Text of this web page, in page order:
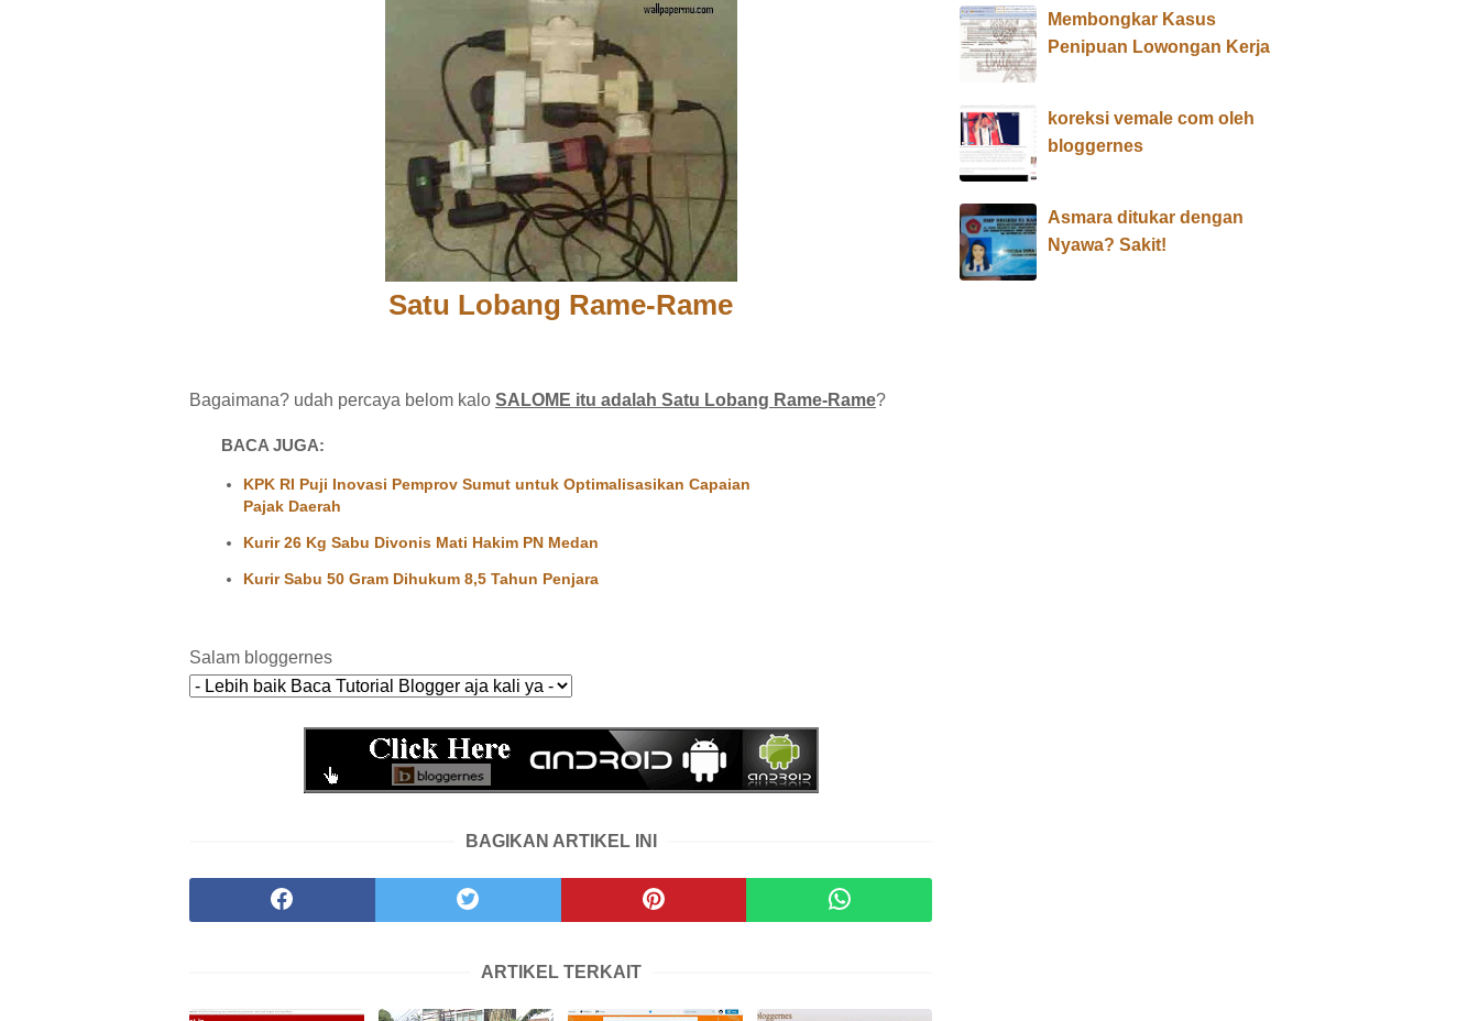
Satu Lobang Rame-Rame
Bagaimana? udah percaya belom kalo SALOME itu adalah Satu Lobang Rame-Rame?
BACA JUGA:
KPK RI Puji Inovasi Pemprov Sumut untuk Optimalisasikan Capaian
Pajak Daerah
Kurir 26 Kg Sabu Divonis Mati Hakim PN Medan
Kurir Sabu 50 Gram Dihukum 8,5 Tahun Penjara
Salam bloggernes
BAGIKAN ARTIKEL INI
ARTIKEL TERKAIT
Membongkar Kasus
Penipuan Lowongan Kerja
koreksi vemale com oleh
bloggernes
Asmara ditukar dengan
Nyawa? Sakit!